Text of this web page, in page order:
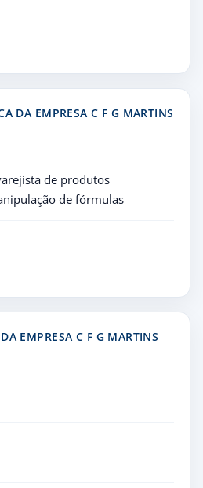
DA EMPRESA C F G MARTINS
de produtos
de fórmulas
EMPRESA C F G MARTINS